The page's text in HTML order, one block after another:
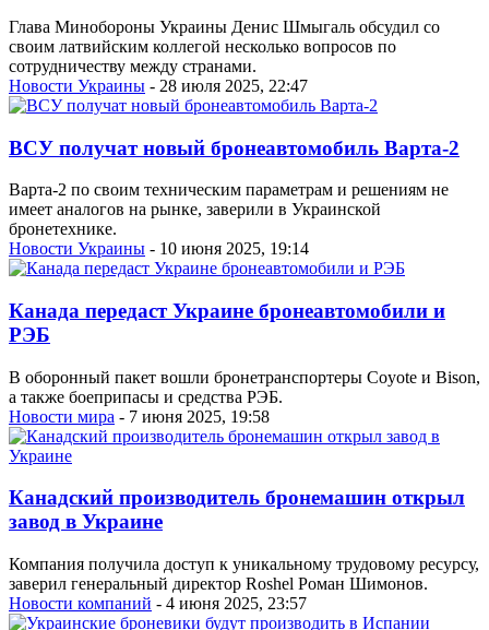
Глава Минобороны Украины Денис Шмыгаль обсудил со
своим латвийским коллегой несколько вопросов по
сотрудничеству между странами.
Новости Украины - 28 июля 2025, 22:47
ВСУ получат новый бронеавтомобиль Варта-2
Варта-2 по своим техническим параметрам и решениям не
имеет аналогов на рынке, заверили в Украинской
бронетехнике.
Новости Украины - 10 июня 2025, 19:14
Канада передаст Украине бронеавтомобили и
РЭБ
В оборонный пакет вошли бронетранспортеры Coyote и Bison,
а также боеприпасы и средства РЭБ.
Новости мира - 7 июня 2025, 19:58
Канадский производитель бронемашин открыл
завод в Украине
Компания получила доступ к уникальному трудовому ресурсу,
заверил генеральный директор Roshel Роман Шимонов.
Новости компаний - 4 июня 2025, 23:57